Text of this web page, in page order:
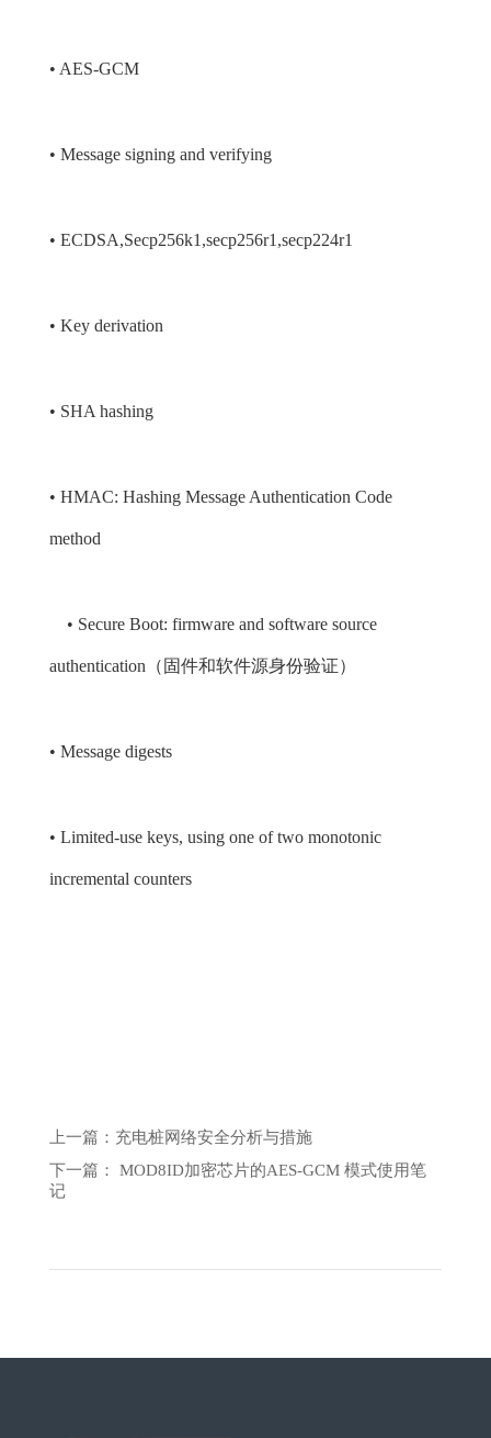
• AES-GCM
• Message signing and verifying
• ECDSA,Secp256k1,secp256r1,secp224r1
• Key derivation
• SHA hashing
• HMAC: Hashing Message Authentication Code
method
• Secure Boot: firmware and software source
authentication（固件和软件源身份验证）
• Message digests
• Limited-use keys, using one of two monotonic
incremental counters
上一篇：充电桩网络安全分析与措施
下一篇： MOD8ID加密芯片的AES-GCM 模式使用笔
记